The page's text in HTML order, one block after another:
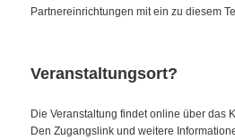
Partnereinrichtungen mit ein zu diesem
Veranstaltungsort?
Die Veranstaltung findet online über das
Den Zugangslink und weitere